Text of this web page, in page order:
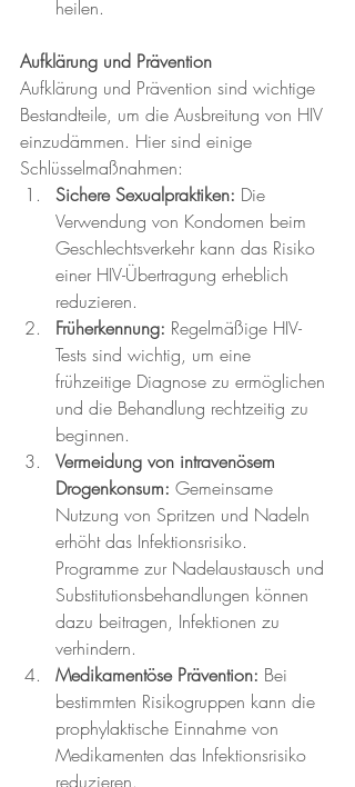
heilen.
Aufklärung und Prävention
Aufklärung und Prävention sind wichtige
Bestandteile, um die Ausbreitung von HIV
einzudämmen. Hier sind einige
Schlüsselmaßnahmen:
Sichere Sexualpraktiken: Die
Verwendung von Kondomen beim
Geschlechtsverkehr kann das Risiko
einer HIV-Übertragung erheblich
reduzieren.
Früherkennung: Regelmäßige HIV-
Tests sind wichtig, um eine
frühzeitige Diagnose zu ermöglichen
und die Behandlung rechtzeitig zu
beginnen.
Vermeidung von intravenösem
Drogenkonsum: Gemeinsame
Nutzung von Spritzen und Nadeln
erhöht das Infektionsrisiko.
Programme zur Nadelaustausch und
Substitutionsbehandlungen können
dazu beitragen, Infektionen zu
verhindern.
Medikamentöse Prävention: Bei
bestimmten Risikogruppen kann die
prophylaktische Einnahme von
Medikamenten das Infektionsrisiko
reduzieren.